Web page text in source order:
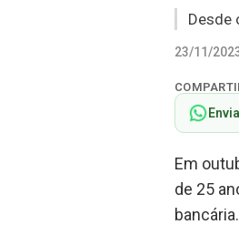
Desde
23/11/
Em
de 25
bancária.